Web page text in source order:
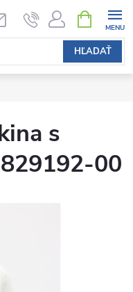
HĽADAŤ
KOŠÍK
s
00